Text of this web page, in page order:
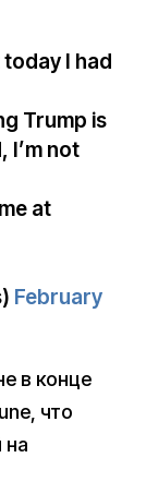
I had
Trump is
I’m not
at
February
в конце
что
на